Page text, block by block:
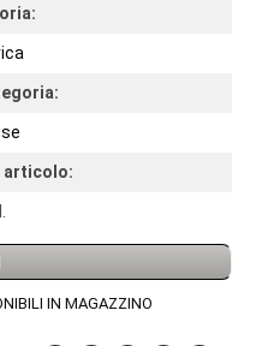
articolo:
IN MAGAZZINO